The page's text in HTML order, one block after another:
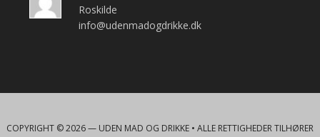
Roskilde
info@udenmadogdrikke.dk
COPYRIGHT © 2026 — UDEN MAD OG DRIKKE • ALLE RETTIGHEDER TILHØRER